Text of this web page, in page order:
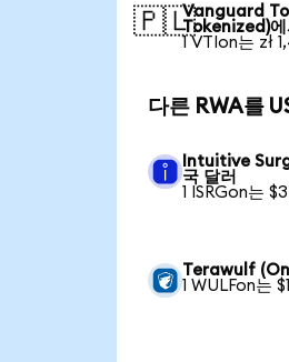
🇵🇱Vanguard
Tokenized)에
1 VTIon는 zł
다른 RWA를
Intuitive
국 달러
1 ISRGon는
Terawulf
1 WULFon는